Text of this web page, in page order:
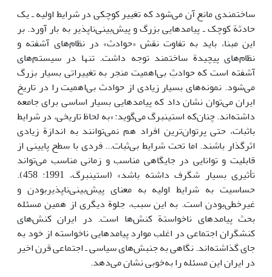
ساختمندی مانع آن می‌شود که تغییر کوچکی در شرایط اولیه ـ یک
حادثة کوچک ـ پیامدهایی بزرگ و پیش‌بینی‌ناپذیر به بار آورد. بر
این مبنا، باید به تفاوت نقش «حوادث» در نظام‌های آشفته و
نظام‌های پیچیدة‌ ساختمند توجه داشت. تنها در سیستم‌های
آشفته است که حوادثِ بی‌اهمیت منجر به تغییراتی بسیار بزرگ
می‌شود. نمونه‌های بسیار زیادی از حوادث بی‌اهمیت را در تاریخ
ایران می‌توان نشان داد که پیامدهایی بسیار اساسی برای جامعه
داشته‌اند. چنان‌که استینبرگ می‌گوید: «به لحاظ تاریخی، در شرایط
باثبات، حتی پرتوان‌ترین افراد هم نمی‌توانند به اندازة زیادی
اثرگذار باشند. اما تحت شرایط بی‌ثبات... فردی با سطح پایینی از
قابلیت و توانایی در جایگاهی مناسب و زمانی مناسب می‌تواند
تأثیری بسیار شگرف داشته باشد» (استینبرگ، 1991: 458).
حساسیت به شرایط اولیه به معنای پیش‌بینی‌ناپذیربودن و
غیرخطی‌بودن است. به این سبب، جلوة دیگری از همین مسئله
بحث پیامدهای ناخواستة‌ کنش‌ها است. در ایران کنش‌های
کنشگران اجتماعی در اغلب موارد پیامدهایی ناخواسته از خود به
جای گذاشته‌اند. نگاهی به جنبش‌های سیاسی ـ اجتماعی قرن اخیر
در ایران این مسئله را به‌خوبی نشان می‌دهد.